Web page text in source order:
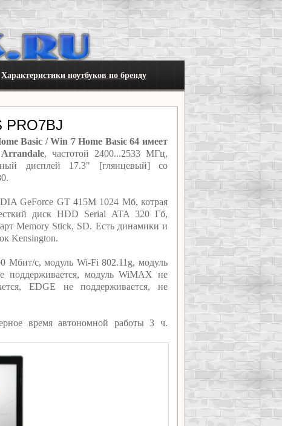
Характеристики ноутбуков по бренду
PRO7BJ
Basic / Win 7 Home Basic 64 имеет
, частотой 2400...2533 МГц,
дисплей 17.3" [глянцевый] со
GeForce GT 415M 1024 Мб, котрая
диск HDD Serial ATA 320 Гб,
Memory Stick, SD. Есть динамики и
Kensington.
Мбит/с, модуль Wi-Fi 802.11g, модуль
поддерживается, модуль WiMAX не
EDGE не поддерживается, не
время автономной работы 3 ч.